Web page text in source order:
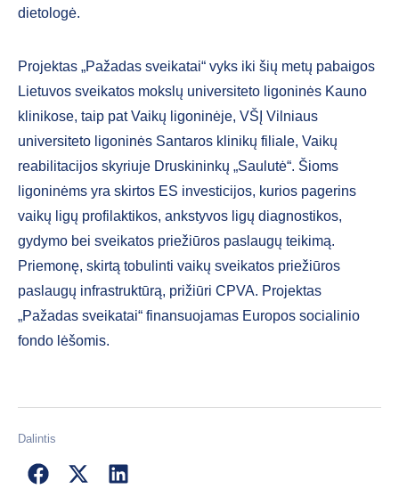
dietologė.
Projektas „Pažadas sveikatai“ vyks iki šių metų pabaigos
Lietuvos sveikatos mokslų universiteto ligoninės Kauno
klinikose, taip pat Vaikų ligoninėje, VŠĮ Vilniaus
universiteto ligoninės Santaros klinikų filiale, Vaikų
reabilitacijos skyriuje Druskininkų „Saulutė“. Šioms
ligoninėms yra skirtos ES investicijos, kurios pagerins
vaikų ligų profilaktikos, ankstyvos ligų diagnostikos,
gydymo bei sveikatos priežiūros paslaugų teikimą.
Priemonę, skirtą tobulinti vaikų sveikatos priežiūros
paslaugų infrastruktūrą, prižiūri CPVA. Projektas
„Pažadas sveikatai“ finansuojamas Europos socialinio
fondo lėšomis.
Dalintis